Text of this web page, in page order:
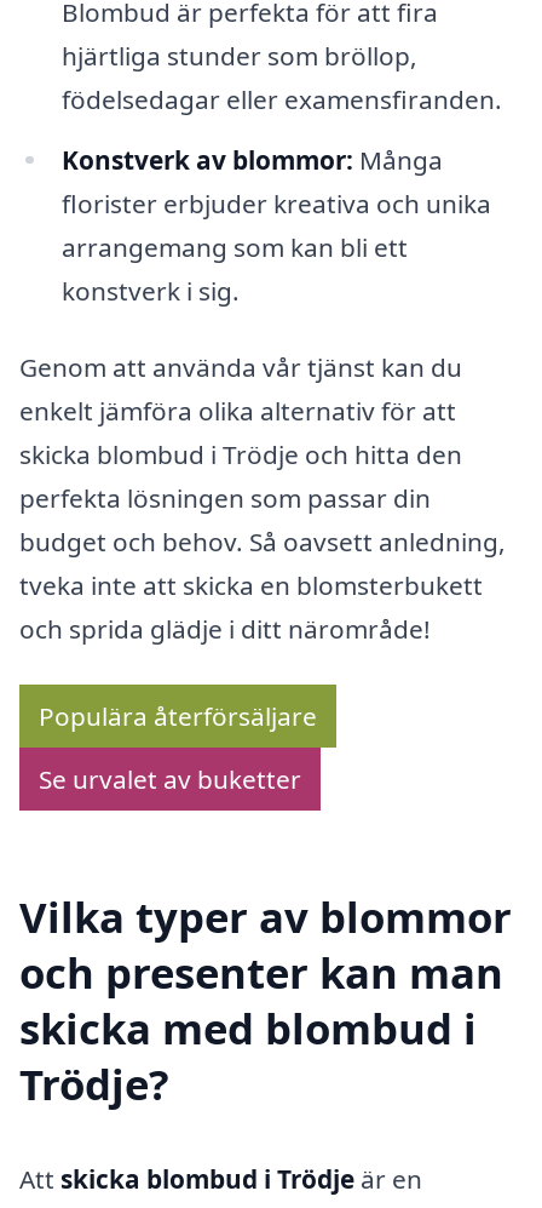
Blombud är perfekta för att fira
hjärtliga stunder som bröllop,
födelsedagar eller examensfiranden.
Konstverk av blommor: Många
florister erbjuder kreativa och unika
arrangemang som kan bli ett
konstverk i sig.
Genom att använda vår tjänst kan du
enkelt jämföra olika alternativ för att
skicka blombud i Trödje och hitta den
perfekta lösningen som passar din
budget och behov. Så oavsett anledning,
tveka inte att skicka en blomsterbukett
och sprida glädje i ditt närområde!
Populära återförsäljare
Se urvalet av buketter
Vilka typer av blommor
och presenter kan man
skicka med blombud i
Trödje?
Att skicka blombud i Trödje är en